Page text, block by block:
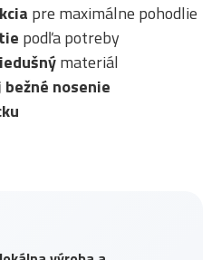
pre maximálne pohodlie
podľa potreby
materiál
nosenie